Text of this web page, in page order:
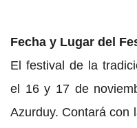
Fecha y Lugar del
El festival de la
el 16 y 17 de
Azurduy. Contará con